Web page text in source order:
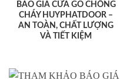
BÁO GIÁ CỬA GỖ CHỐNG
CHÁY HUYPHATDOOR –
AN TOÀN, CHẤT LƯỢNG
VÀ TIẾT KIỆM